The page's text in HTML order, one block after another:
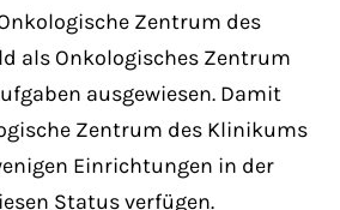
sit amet, consectetuer
ligula eget dolor. Aenean
Zentrum des
als Onkologisches Zentrum
ausgewiesen. Damit
Zentrum des Klinikums
Einrichtungen in der
Status verfügen.